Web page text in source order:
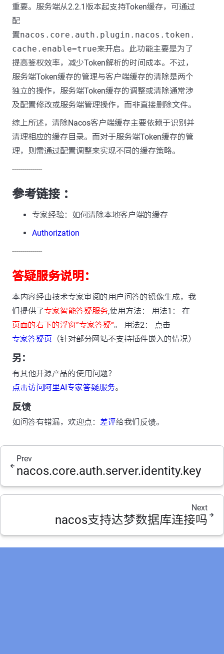
重要。服务端从2.2.1版本起支持Token缓存，可通过
配
置nacos.core.auth.plugin.nacos.token.
cache.enable=true来开启。此功能主要是为了
提高鉴权效率，减少Token解析的时间成本。不过，
服务端Token缓存的管理与客户端缓存的清除是两个
独立的操作，服务端Token缓存的调整或清除通常涉
及配置修改或服务端管理操作，而非直接删除文件。
综上所述，清除Nacos客户端缓存主要依赖于识别并
清理相应的缓存目录。而对于服务端Token缓存的管
理，则需通过配置调整来实现不同的缓存策略。
---------------
参考链接 ：
专家经验：如何清除本地客户端的缓存
Authorization
---------------
答疑服务说明：
本内容经由技术专家审阅的用户问答的镜像生成，我
们提供了专家智能答疑服务,使用方法： 用法1： 在
页面的右下的浮窗”专家答疑“。 用法2： 点击
专家答疑页 （针对部分网站不支持插件嵌入的情况）
另：
有其他开源产品的使用问题？
点击访问阿里AI专家答疑服务。
反馈
如问答有错漏，欢迎点： 差评给我们反馈。
Prev
nacos.core.auth.server.identity.key
Next
nacos支持达梦数据库连接吗